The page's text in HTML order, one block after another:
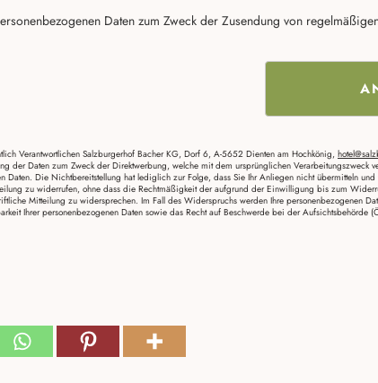
Daten zum Zweck der Zusendung von
Verantwortlichen Salzburgerhof Bacher KG, Dorf 6, A-5652 Dienten am Hochkönig,
Daten zum Zweck der Direktwerbung, welche mit dem ursprünglichen Verarbeitungszweck
Die Nichtbereitstellung hat lediglich zur Folge, dass Sie Ihr Anliegen nicht übermitteln
zu widerrufen, ohne dass die Rechtmäßigkeit der aufgrund der Einwilligung bis zum
Mitteilung zu widersprechen. Im Fall des Widerspruchs werden Ihre personenbezogenen
Ihrer personenbezogenen Daten sowie das Recht auf Beschwerde bei der Aufsichtsbehörde